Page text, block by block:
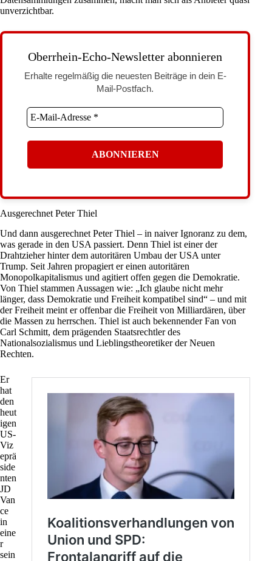
unverzichtbar.
Oberrhein-Echo-Newsletter abonnieren
Erhalte regelmäßig die neuesten Beiträge in dein E-
Mail-Postfach.
Ausgerechnet Peter Thiel
Und dann ausgerechnet Peter Thiel – in naiver Ignoranz zu dem,
was gerade in den USA passiert. Denn Thiel ist einer der
Drahtzieher hinter dem autoritären Umbau der USA unter
Trump. Seit Jahren propagiert er einen autoritären
Monopolkapitalismus und agitiert offen gegen die Demokratie.
Von Thiel stammen Aussagen wie: „Ich glaube nicht mehr
länger, dass Demokratie und Freiheit kompatibel sind“ – und mit
der Freiheit meint er offenbardie Freiheit von Milliardären, über
die Massen zu herrschen. Thiel ist auch bekennenderFan von
Carl Schmitt, dem prägenden Staatsrechtler des
Nationalsozialismus und Lieblingstheoretiker der Neuen
Rechten.
Er
hat
den
heut
igen
US-
Viz
eprä
side
nten
JD
Van
ce
in
eine
r
sein